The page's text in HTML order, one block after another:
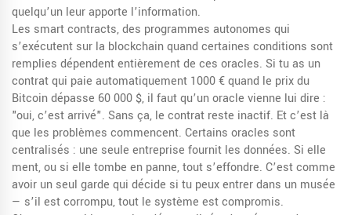
quelqu’un leur apporte l’information.
Les smart contracts,des programmes autonomes qui
s’exécutent sur la blockchain quand certaines conditions sont
remplies dépendent entièrement de ces oracles. Si tu as un
contrat qui paie automatiquement 1000 € quand le prix du
Bitcoin dépasse 60 000 $, il faut qu’un oracle vienne lui dire :
"oui, c’est arrivé". Sans ça, le contrat reste inactif. Et c’est là
que les problèmes commencent. Certains oracles sont
centralisés : une seule entreprise fournit les données. Si elle
ment, ou si elle tombe en panne, tout s’effondre. C’est comme
avoir un seul garde qui décide si tu peux entrer dans un musée
— s’il est corrompu, tout le système est compromis.